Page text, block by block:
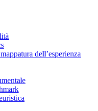
dell’esperienza